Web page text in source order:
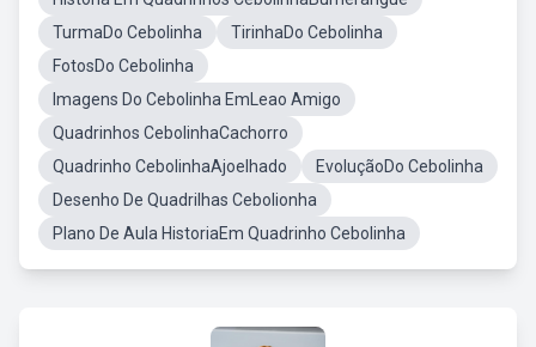
TurmaDo Cebolinha
TirinhaDo Cebolinha
FotosDo Cebolinha
Imagens Do Cebolinha EmLeao Amigo
Quadrinhos CebolinhaCachorro
Quadrinho CebolinhaAjoelhado
EvoluçãoDo Cebolinha
Desenho De Quadrilhas Cebolionha
Plano De Aula HistoriaEm Quadrinho Cebolinha